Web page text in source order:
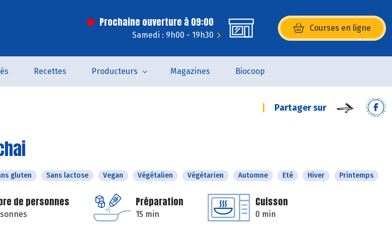
Prochaine ouverture à 09:00
Samedi : 9h00 - 19h30
Courses en ligne
(s’ouvre dans une nouvelle
Recettes Producteurs Magazines Biocoop
Partager sur
gluten Sans lactose Vegan Végétalien Végétarien Automne Eté Hiver Printemps
de personnes Préparation
15 min
Cuisson
0 min